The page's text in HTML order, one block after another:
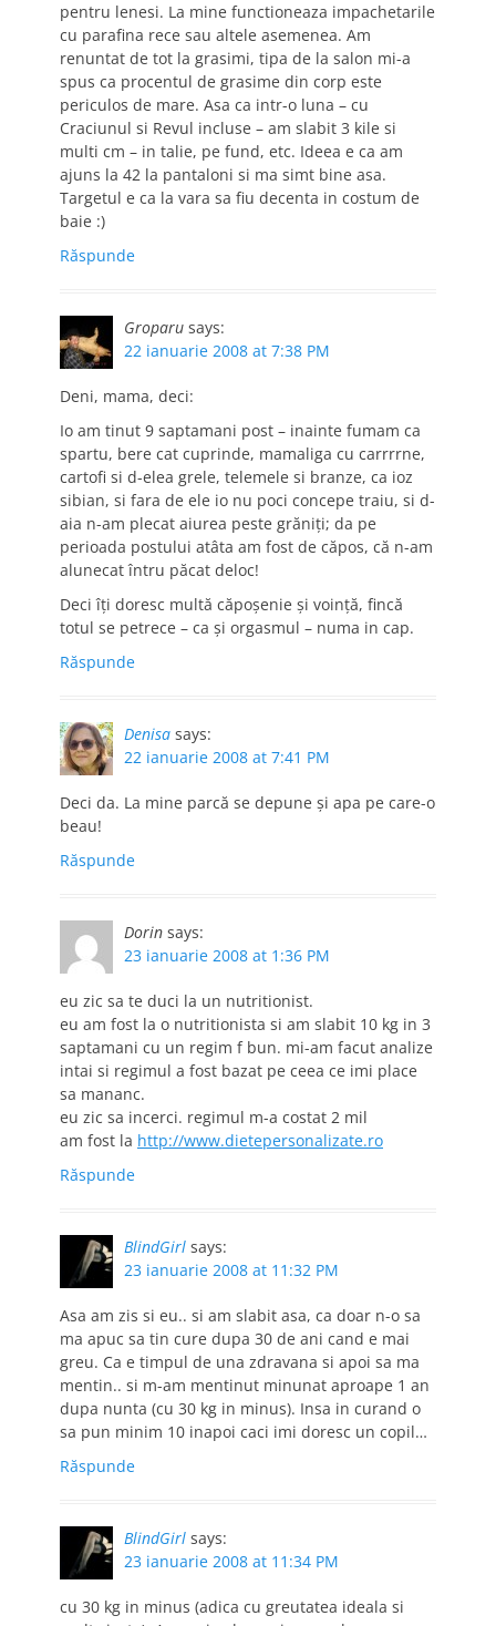
pentru lenesi. La mine functioneaza impachetarile
cu parafina rece sau altele asemenea. Am
renuntat de tot la grasimi, tipa de la salon mi-a
spus ca procentul de grasime din corp este
periculos de mare. Asa ca intr-o luna – cu
Craciunul si Revul incluse – am slabit 3 kile si
multi cm – in talie, pe fund, etc. Ideea e ca am
ajuns la 42 la pantaloni si ma simt bine asa.
Targetul e ca la vara sa fiu decenta in costum de
baie :)
Răspunde
Groparu says:
22 ianuarie 2008 at 7:38 PM
Deni, mama, deci:
Io am tinut 9 saptamani post – inainte fumam ca
spartu, bere cat cuprinde, mamaliga cu carrrrne,
cartofi si d-elea grele, telemele si branze, ca ioz
sibian, si fara de ele io nu poci concepe traiu, si d-
aia n-am plecat aiurea peste grăniţi; da pe
perioada postului atâta am fost de căpos, că n-am
alunecat întru păcat deloc!
Deci îţi doresc multă căpoşenie şi voinţă, fincă
totul se petrece – ca şi orgasmul – numa in cap.
Răspunde
Denisa says:
22 ianuarie 2008 at 7:41 PM
Deci da. La mine parcă se depune şi apa pe care-o
beau!
Răspunde
Dorin says:
23 ianuarie 2008 at 1:36 PM
eu zic sa te duci la un nutritionist.
eu am fost la o nutritionista si am slabit 10 kg in 3
saptamani cu un regim f bun. mi-am facut analize
intai si regimul a fost bazat pe ceea ce imi place
sa mananc.
eu zic sa incerci. regimul m-a costat 2 mil
am fost la http://www.dietepersonalizate.ro
Răspunde
BlindGirl says:
23 ianuarie 2008 at 11:32 PM
Asa am zis si eu.. si am slabit asa, ca doar n-o sa
ma apuc sa tin cure dupa 30 de ani cand e mai
greu. Ca e timpul de una zdravana si apoi sa ma
mentin.. si m-am mentinut minunat aproape 1 an
dupa nunta (cu 30 kg in minus). Insa in curand o
sa pun minim 10 inapoi caci imi doresc un copil…
Răspunde
BlindGirl says:
23 ianuarie 2008 at 11:34 PM
cu 30 kg in minus (adica cu greutatea ideala si